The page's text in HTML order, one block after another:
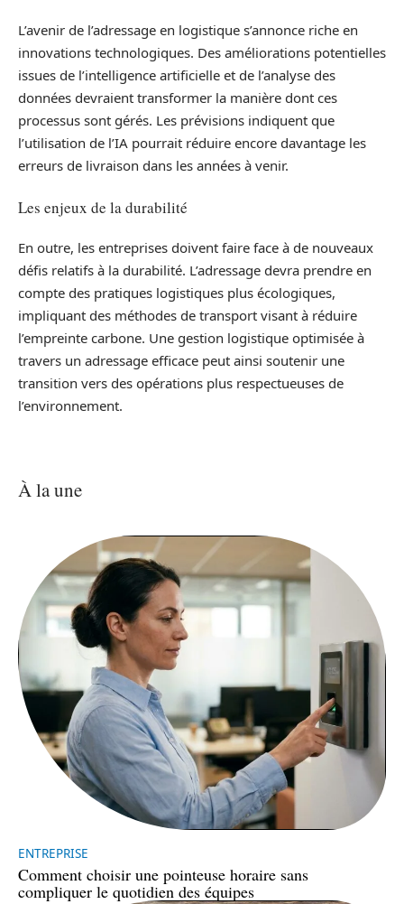
L’avenir de l’adressage en logistique s’annonce riche en
innovations technologiques. Des améliorations potentielles
issues de l’intelligence artificielle et de l’analyse des
données devraient transformer la manière dont ces
processus sont gérés. Les prévisions indiquent que
l’utilisation de l’IA pourrait réduire encore davantage les
erreurs de livraison dans les années à venir.
Les enjeux de la durabilité
En outre, les entreprises doivent faire face à de nouveaux
défis relatifs à la durabilité. L’adressage devra prendre en
compte des pratiques logistiques plus écologiques,
impliquant des méthodes de transport visant à réduire
l’empreinte carbone. Une gestion logistique optimisée à
travers un adressage efficace peut ainsi soutenir une
transition vers des opérations plus respectueuses de
l’environnement.
À la une
ENTREPRISE
Comment choisir une pointeuse horaire sans
compliquer le quotidien des équipes